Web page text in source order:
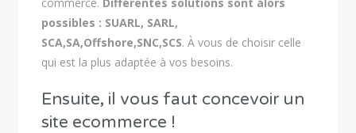
possibles : SUARL, SARL,
SCA,SA,Offshore,SNC,SCS. À vous de choisir celle
qui est la plus adaptée à vos besoins.
Ensuite, il vous faut concevoir un
site ecommerce !